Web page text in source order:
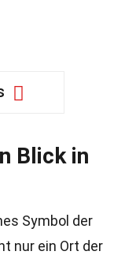
Blick in
Symbol der
nur ein Ort der